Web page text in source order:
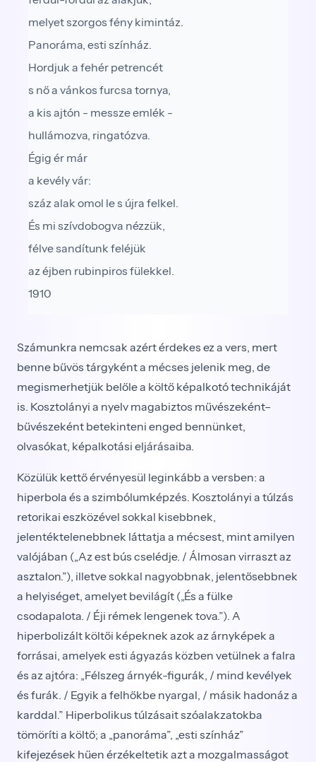
melyet szorgos fény kimintáz.
Panoráma, esti színház.
Hordjuk a fehér petrencét
s nő a vánkos furcsa tornya,
a kis ajtón - messze emlék -
hullámozva, ringatózva.
Égig ér már
a kevély vár:
száz alak omol le s újra felkel.
És mi szívdobogva nézzük,
félve sandítunk feléjük
az éjben rubinpiros fülekkel.
1910
Számunkra nemcsak azért érdekes ez a vers, mert
benne bűvös tárgyként a mécses jelenik meg, de
megismerhetjük belőle a költő képalkotó technikáját
is. Kosztolányi a nyelv magabiztos művészeként–
bűvészeként betekinteni enged bennünket,
olvasókat, képalkotási eljárásaiba.
Közülük kettő érvényesül leginkább a versben: a
hiperbola és a szimbólumképzés. Kosztolányi a túlzás
retorikai eszközével sokkal kisebbnek,
jelentéktelenebbnek láttatja a mécsest, mint amilyen
valójában („Az est bús cselédje. / Álmosan virraszt az
asztalon.”), illetve sokkal nagyobbnak, jelentősebbnek
a helyiséget, amelyet bevilágít („És a fülke
csodapalota. / Éji rémek lengenek tova.”). A
hiperbolizált költői képeknek azok az árnyképek a
forrásai, amelyek esti ágyazás közben vetülnek a falra
és az ajtóra: „Félszeg árnyék-figurák, / mind kevélyek
és furák. / Egyik a felhőkbe nyargal, / másik hadonáz a
karddal.” Hiperbolikus túlzásait szóalakzatokba
tömöríti a költő; a „panoráma”, „esti színház”
kifejezések hűen érzékeltetik azt a mozgalmasságot